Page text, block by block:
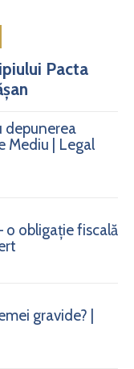
Pacta
depunerea
Mediu | Legal
o obligație fiscală
gravide? |